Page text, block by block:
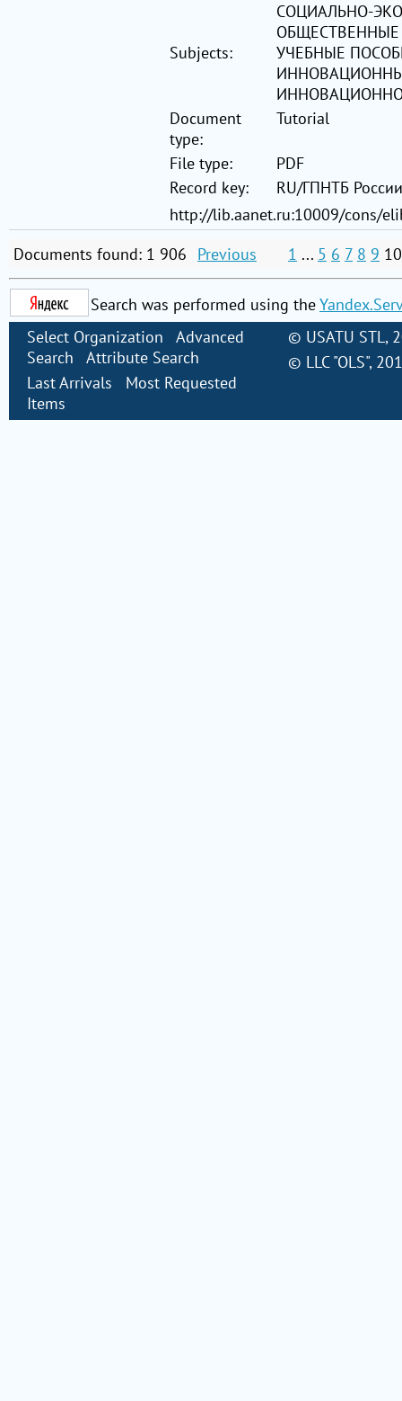
Subjects:
СОЦИАЛЬНО-
УЧЕБНЫЕ
Document
type:
Tutorial
File type:
PDF
Record key:
RU/ГПНТБ
http://lib.aanet.ru:10009/cons/
Documents found: 1 906
Previous 1 ... 5 6 7 8 9 10
Search was performed using the
Select Organization
Advanced
Search
Attribute Search
Last Arrivals
Most Requested
Items
© USATU STL,
© LLC "OLS",